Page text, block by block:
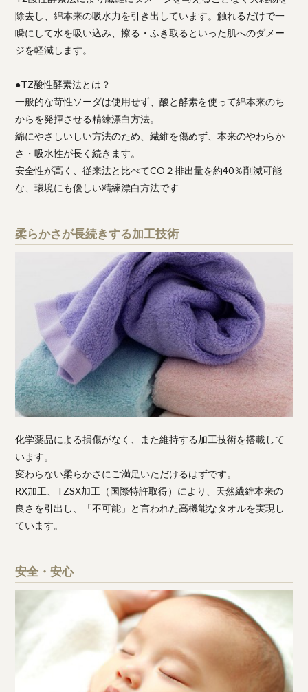
除去し、綿本来の吸水力を引き出しています。触れるだけで一
瞬にして水を吸い込み、擦る・ふき取るといった肌へのダメー
ジを軽減します。
●TZ酸性酵素法とは？
一般的な苛性ソーダは使用せず、酸と酵素を使って綿本来のち
からを発揮させる精練漂白方法。
綿にやさしいしい方法のため、繊維を傷めず、本来のやわらか
さ・吸水性が長く続きます。
安全性が高く、従来法と比べてCO２排出量を約40％削減可能
な、環境にも優しい精練漂白方法です
柔らかさが長続きする加工技術
化学薬品による損傷がなく、また維持する加工技術を搭載して
います。
変わらない柔らかさにご満足いただけるはずです。
RX加工、TZSX加工（国際特許取得）により、天然繊維本来の
良さを引出し、「不可能」と言われた高機能なタオルを実現し
ています。
安全・安心